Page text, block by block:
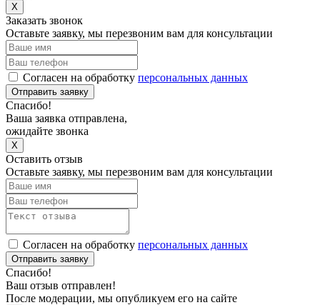
X
Заказать звонок
Оставьте заявку, мы перезвоним вам для консультации
Согласен на обработку персональных данных
Отправить заявку
Спасибо!
Ваша заявка отправлена,
ожидайте звонка
X
Оставить отзыв
Оставьте заявку, мы перезвоним вам для консультации
Согласен на обработку персональных данных
Отправить заявку
Спасибо!
Ваш отзыв отправлен!
После модерации, мы опубликуем его на сайте